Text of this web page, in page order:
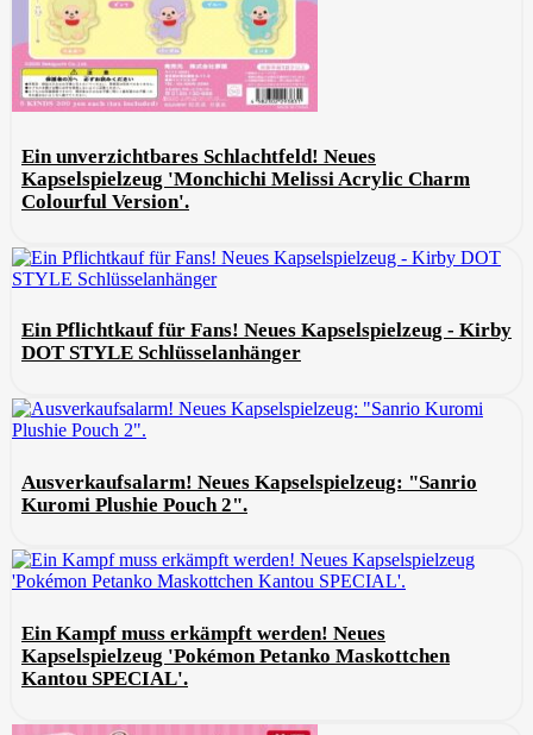
Ein unverzichtbares Schlachtfeld! Neues
Kapselspielzeug 'Monchichi Melissi Acrylic Charm
Colourful Version'.
Ein Pflichtkauf für Fans! Neues Kapselspielzeug - Kirby
DOT STYLE Schlüsselanhänger
Ausverkaufsalarm! Neues Kapselspielzeug: "Sanrio
Kuromi Plushie Pouch 2".
Ein Kampf muss erkämpft werden! Neues
Kapselspielzeug 'Pokémon Petanko Maskottchen
Kantou SPECIAL'.